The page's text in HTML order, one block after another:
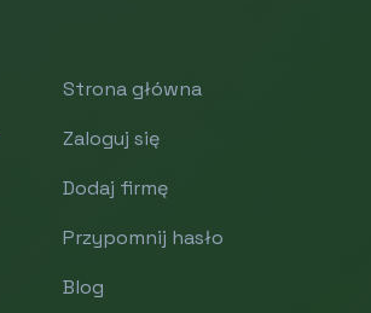
Strona główna
Zaloguj się
Dodaj firmę
Przypomnij hasło
Blog